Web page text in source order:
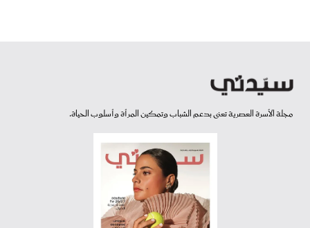
مجلة الأسرة العصرية تعنى بدعم الشباب وتمكين المرأة وأسلوب الحياة.